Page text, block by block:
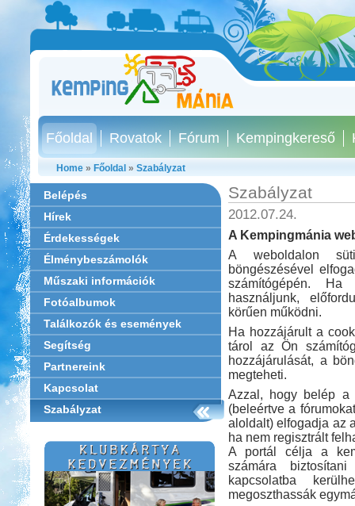
Főoldal Rovatok Fórum Kempingkereső
Home » Főoldal » Szabályzat
Belépés
Hírek
Érdekességek
Élménybeszámolók
Műszaki információk
Fotóalbumok
Találkozók és események
Segítség
Partnereink
Kapcsolat
Szabályzat
Szabályzat
2012.07.24.
A Kempingmánia
A weboldalon
böngészésével
számítógépén.
használjunk,
körűen működni.
Ha hozzájárult a
tárol az Ön
hozzájárulását, a
megteheti.
Azzal, hogy belép a
(beleértve a
aloldalt) elfogadja az
ha nem regisztrált
A portál célja a
számára
kapcsolatba
megoszthassák